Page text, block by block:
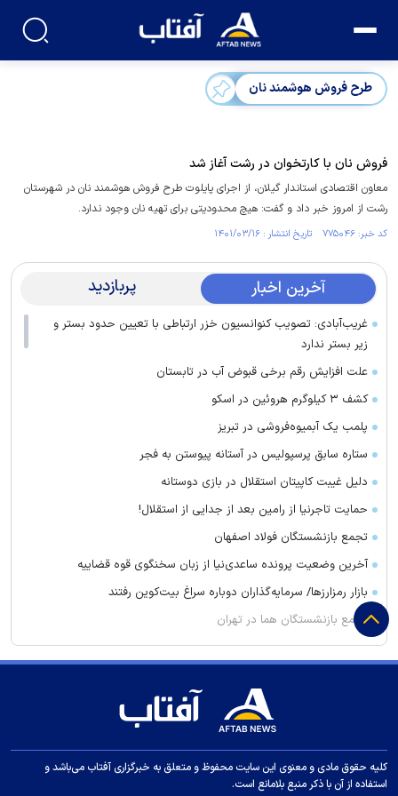
طرح فروش هوشمند نان
فروش نان با کارتخوان در رشت آغاز شد
معاون اقتصادی استاندار گیلان، از اجرای پایلوت طرح فروش هوشمند نان در شهرستان
رشت از امروز خبر داد و گفت: هیچ محدودیتی برای تهیه نان وجود ندارد.
کد خبر: ۷۷۵۰۴۶ تاریخ انتشار : ۱۴۰۱/۰۳/۱۶
آخرین اخبار پربازدید
غریب‌آبادی: تصویب کنوانسیون خزر ارتباطی با تعیین حدود بستر و
زیر بستر ندارد
علت افزایش رقم برخی قبوض آب در تابستان
کشف ۳ کیلوگرم هروئین در اسکو
پلمب یک آبمیوه‌فروشی در تبریز
ستاره سابق پرسپولیس در آستانه پیوستن به فجر
دلیل غیبت کاپیتان استقلال در بازی دوستانه
حمایت تاجرنیا از رامین بعد از جدایی از استقلال!
تجمع بازنشستگان فولاد اصفهان
آخرین وضعیت پرونده ساعدی‌نیا از زبان سخنگوی قوه قضاییه
بازار رمزارز‌ها/ سرمایه‌گذاران دوباره سراغ بیت‌کوین رفتند
تجمع بازنشستگان هما در تهران
تجمع کارگران اخراجی پالایشگاه گاز ایلام مقابل استانداری
تأیید قتل حمیدرضا رجب‌زاده
حساب‌های شرکت ملی نفت مسدود شد
پایان کار دزد موتورسیکلت‌ها در مرند
قیمت غذای دانشجویی اعلام شد+ جزئیات
کلیه حقوق مادی و معنوی این سایت محفوظ و متعلق به خبرگزاری آفتاب می‌باشد و
استفاده از آن با ذکر منبع بلامانع است.